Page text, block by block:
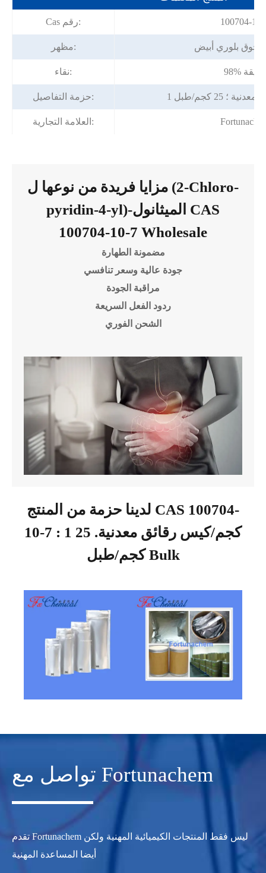
Cas رقم: 100704-10-
مظهر: بلوري أبيض
نقاء: 98% دقيقة
حزمة التفاصيل: ؛ 25 كجم/طبل
العلامة التجارية:
مزايا فريدة من نوعها ل (2-Chloro-
pyridin-4-yl)-الميثانول CAS
100704-10-7 Wholesale
مضمونة الطهارة
جودة عالية وسعر تنافسي
مراقبة الجودة
ردود الفعل السريعة
الشحن الفوري
لدينا حزمة من المنتج CAS 100704-
10-7 : 1 كجم/كيس رقائق معدنية. 25
كجم/طبل Bulk
تواصل مع Fortunachem
تقدم Fortunachem ليس فقط المنتجات الكيميائية المهنية ولكن
أيضا المساعدة المهنية